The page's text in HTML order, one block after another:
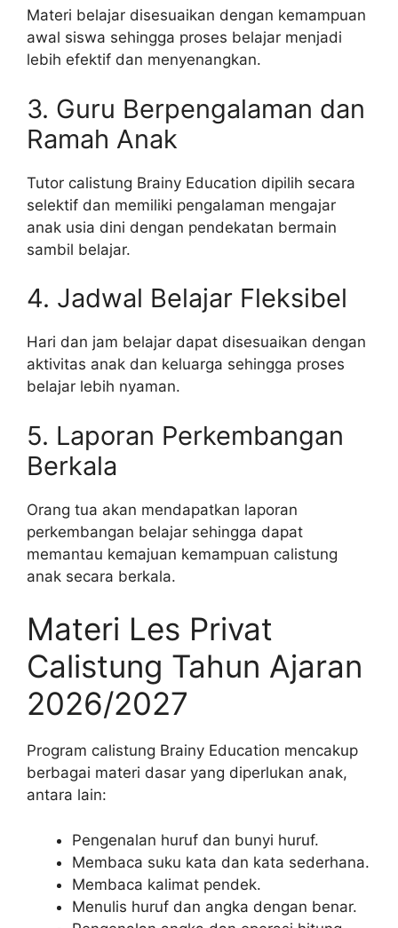
Materi belajar disesuaikan dengan kemampuan
awal siswa sehingga proses belajar menjadi
lebih efektif dan menyenangkan.
3. Guru Berpengalaman dan
Ramah Anak
Tutor calistung Brainy Education dipilih secara
selektif dan memiliki pengalaman mengajar
anak usia dini dengan pendekatan bermain
sambil belajar.
4. Jadwal Belajar Fleksibel
Hari dan jam belajar dapat disesuaikan dengan
aktivitas anak dan keluarga sehingga proses
belajar lebih nyaman.
5. Laporan Perkembangan
Berkala
Orang tua akan mendapatkan laporan
perkembangan belajar sehingga dapat
memantau kemajuan kemampuan calistung
anak secara berkala.
Materi Les Privat
Calistung Tahun Ajaran
2026/2027
Program calistung Brainy Education mencakup
berbagai materi dasar yang diperlukan anak,
antara lain:
Pengenalan huruf dan bunyi huruf.
Membaca suku kata dan kata sederhana.
Membaca kalimat pendek.
Menulis huruf dan angka dengan benar.